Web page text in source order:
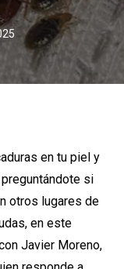
en tu piel y
si
otros lugares de
en este
Javier Moreno,